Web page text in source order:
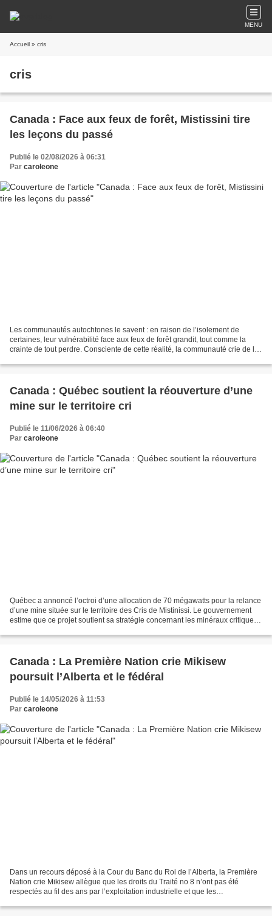
MENU
Accueil » cris
cris
Canada : Face aux feux de forêt, Mistissini tire
les leçons du passé
Publié le 02/08/2026 à 06:31
Par caroleone
Les communautés autochtones le savent : en raison de l’isolement de
certaines, leur vulnérabilité face aux feux de forêt grandit, tout comme la
crainte de tout perdre. Consciente de cette réalité, la communauté crie de la
Canada : Québec soutient la réouverture d’une
mine sur le territoire cri
Publié le 11/06/2026 à 06:40
Par caroleone
Québec a annoncé l’octroi d’une allocation de 70 mégawatts pour la relance
d’une mine située sur le territoire des Cris de Mistinissi. Le gouvernement
estime que ce projet soutient sa stratégie concernant les minéraux critiques,
Canada : La Première Nation crie Mikisew
poursuit l’Alberta et le fédéral
Publié le 14/05/2026 à 11:53
Par caroleone
Dans un recours déposé à la Cour du Banc du Roi de l’Alberta, la Première
Nation crie Mikisew allègue que les droits du Traité no 8 n’ont pas été
respectés au fil des ans par l’exploitation industrielle et que les